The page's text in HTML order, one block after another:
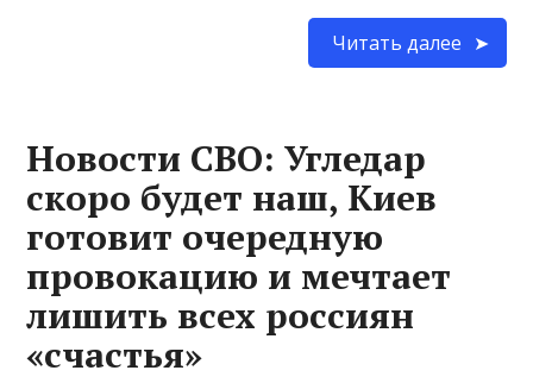
Читать далее
Новости СВО: Угледар
скоро будет наш, Киев
готовит очередную
провокацию и мечтает
лишить всех россиян
«счастья»